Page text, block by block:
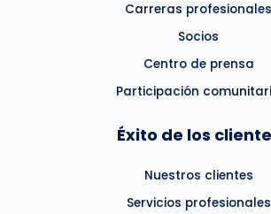
Carreras profesionales
Socios
Centro de prensa
Participación
Éxito de los
Nuestros clientes
Servicios profesionales